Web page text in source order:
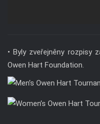
• Byly zveřejněny rozpisy
Owen Hart Foundation.